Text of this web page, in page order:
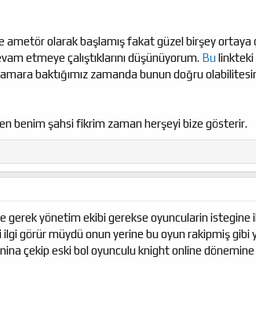
olarak başlamış fakat güzel birşey ortaya
etmeye çalıştıklarını düşünüyorum. Bu linkteki
baktığımız zamanda bunun doğru
benim şahsi fikrim zaman herşeyi bize gösterir.
gerek yönetim ekibi gerekse oyuncularin
ilgi görür müydü onun yerine bu oyun rakipmiş
çekip eski bol oyunculu knight online